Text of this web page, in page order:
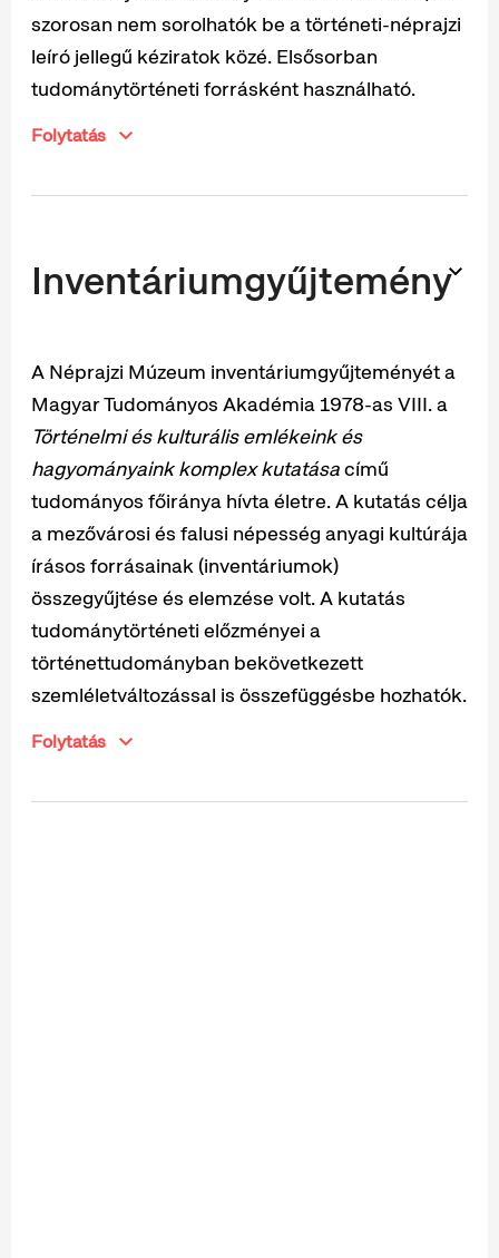
szorosan nem sorolhatók be a történeti-néprajzi
leíró jellegű kéziratok közé. Elsősorban
tudománytörténeti forrásként használható.
Folytatás
Inventáriumgyűjtemény
A Néprajzi Múzeum inventáriumgyűjteményét a
Magyar Tudományos Akadémia 1978-as VIII. a
Történelmi és kulturális emlékeink és
hagyományaink komplex kutatásacímű
tudományos főiránya hívta életre. A kutatás célja
a mezővárosi és falusi népesség anyagi kultúrája
írásos forrásainak (inventáriumok)
összegyűjtése és elemzése volt. A kutatás
tudománytörténeti előzményei a
történettudományban bekövetkezett
szemléletváltozással is összefüggésbe hozhatók.
Folytatás